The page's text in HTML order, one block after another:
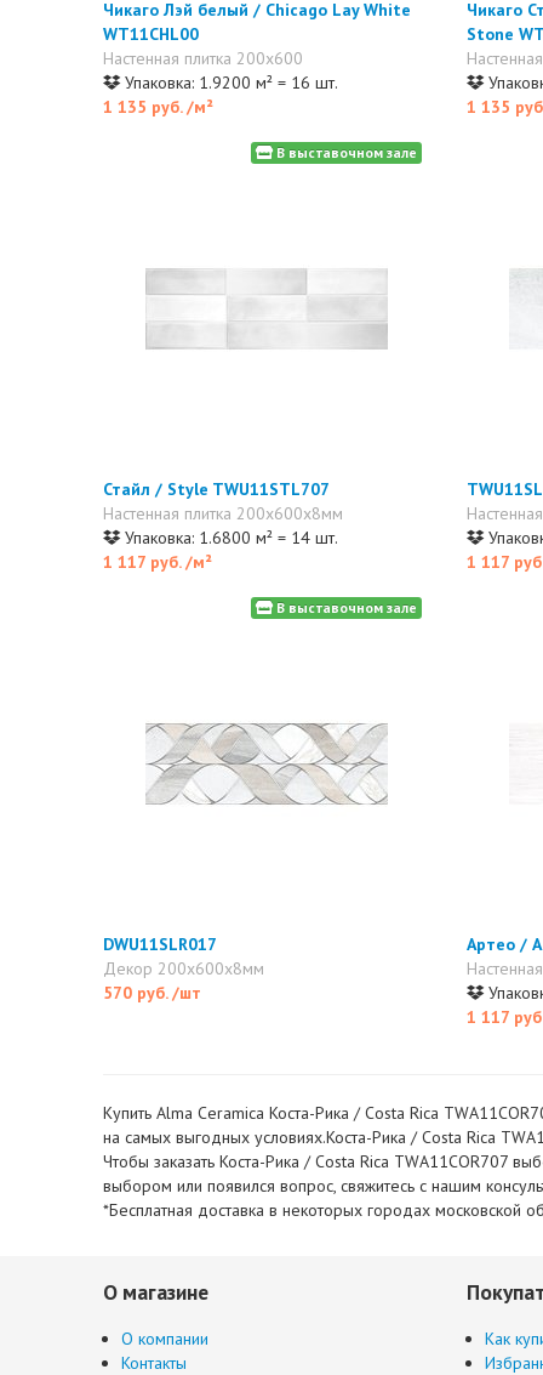
Чикаго Лэй белый / Chicago Lay White
WT11CHL00
Настенная плитка 200x600
Упаковка: 1.9200 м² = 16 шт.
1 135 руб./м²
Чикаго
Stone
1 135
В выставочном зале
Стайл / Style TWU11STL707
Настенная плитка 200x600x8мм
Упаковка: 1.6800 м² = 14 шт.
1 117 руб./м²
1 117
В выставочном зале
DWU11SLR017
Декор 200x600x8мм
570 руб./шт
Артео /
1 117
Купить Alma Ceramica Коста-Рика / Costa Rica
на самых выгодных условиях.Коста-Рика / Costa Rica
Чтобы заказать Коста-Рика / Costa Rica TWA11COR707
выбором или появился вопрос, свяжитесь с нашим
*Бесплатная доставка в некоторых городах московской
О магазине
О компании
Контакты
Как